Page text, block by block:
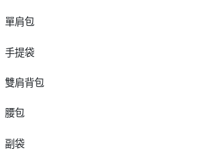
單肩包
手提袋
雙肩背包
腰包
副袋